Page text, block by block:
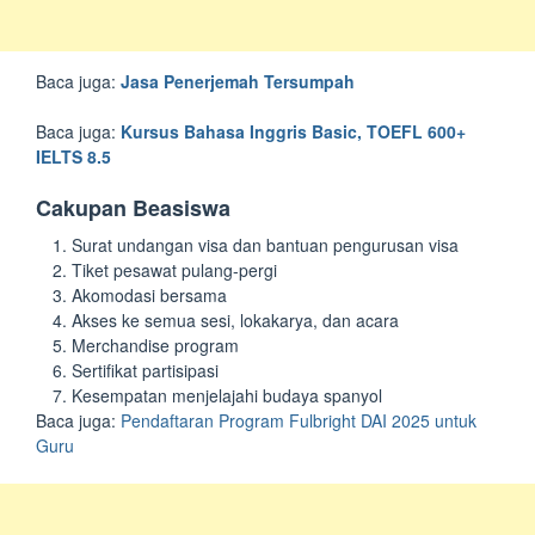
Baca juga: Jasa Penerjemah Tersumpah
Baca juga: Kursus Bahasa Inggris Basic, TOEFL 600+
IELTS 8.5
Cakupan Beasiswa
Surat undangan visa dan bantuan pengurusan visa
Tiket pesawat pulang-pergi
Akomodasi bersama
Akses ke semua sesi, lokakarya, dan acara
Merchandise program
Sertifikat partisipasi
Kesempatan menjelajahi budaya spanyol
Baca juga: Pendaftaran Program Fulbright DAI 2025 untuk
Guru